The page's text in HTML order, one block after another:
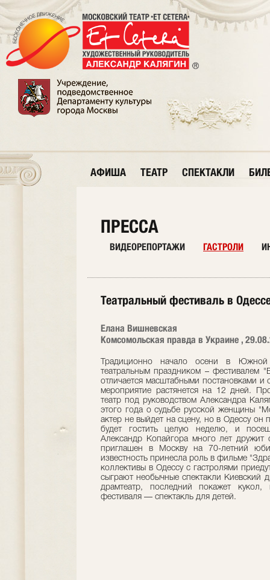
АФИША ТЕАТР СПЕКТАКЛИ
ПРЕССА
ВИДЕОРЕПОРТАЖИ ГАСТРОЛИ
Театральный фестиваль в
Елана Вишневская
Комсомольская правда в Украине ,
Традиционно начало осени в
театральным праздником – фестивалем
отличается масштабными постановками и
мероприятие растянется на 12 дней.
театр под руководством Александра
этого года о судьбе русской женщины
актер не выйдет на сцену, но в Одессу он
будет гостить целую неделю, и
Александр Копайгора много лет
приглашен в Москву на 70-летний
известность принесла роль в фильме
коллективы в Одессу с гастролями
сыграют необычные спектакли Киевский
драмтеатр, последний покажет
фестиваля — спектакль для детей.